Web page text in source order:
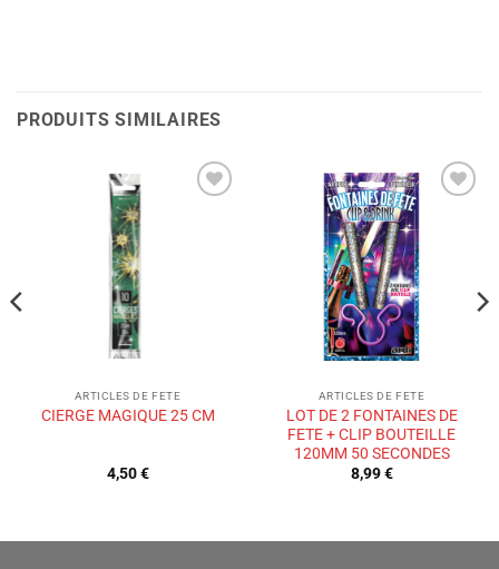
PRODUITS SIMILAIRES
ARTICLES DE FETE
CIERGE MAGIQUE 25 CM
4,50€
souhaits
ARTICLES DE FETE
LOT DE 2 FONTAINES DE
FETE + CLIP BOUTEILLE
120MM 50 SECONDES
8,99€